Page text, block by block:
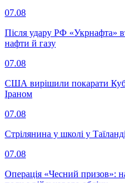
07.08
Після удару РФ «Укрнафта»
нафти й газу
07.08
США вирішили покарати
Іраном
07.08
Стрілянина у школі у
07.08
Операція «Чесний призов»: